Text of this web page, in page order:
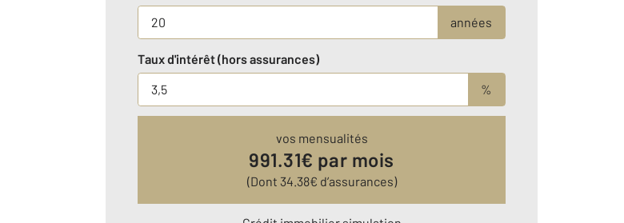
années
Taux d'intérêt (hors assurances)
%
vos mensualités
991.31€ par mois
(Dont 34.38€ d’assurances)